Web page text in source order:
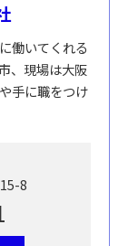
働いてくれる
、現場は大阪
手に職をつけ
8